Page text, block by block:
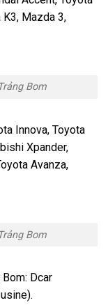
Mazda 3,
Bom
Innova, Toyota
Xpander,
Avanza,
Bom
Dcar